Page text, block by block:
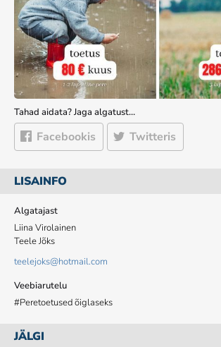
Tahad aidata? Jaga algatust…
Facebookis Twitteris
LISAINFO
Algatajast
Liina Virolainen
Teele Jõks
teelejoks@hotmail.com
Veebiarutelu
#Peretoetused õiglaseks
JÄLGI